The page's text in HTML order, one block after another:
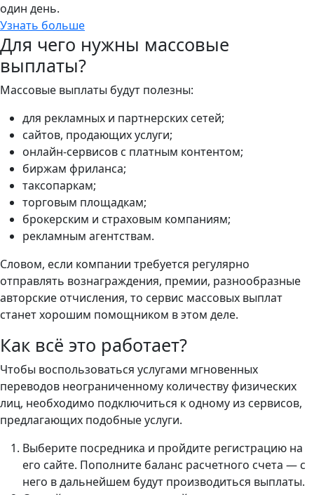
один день.
Узнать больше
Для чего нужны массовые
выплаты?
Массовые выплаты будут полезны:
для рекламных и партнерских сетей;
сайтов, продающих услуги;
онлайн-сервисов с платным контентом;
биржам фриланса;
таксопаркам;
торговым площадкам;
брокерским и страховым компаниям;
рекламным агентствам.
Словом, если компании требуется регулярно
отправлять вознаграждения, премии, разнообразные
авторские отчисления, то сервис массовых выплат
станет хорошим помощником в этом деле.
Как всё это работает?
Чтобы воспользоваться услугами мгновенных
переводов неограниченному количеству физических
лиц, необходимо подключиться к одному из сервисов,
предлагающих подобные услуги.
Выберите посредника и пройдите регистрацию на
его сайте. Пополните баланс расчетного счета — с
него в дальнейшем будут производиться выплаты.